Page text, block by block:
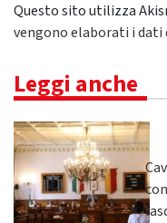
Questo sito utilizza
vengono elaborati i
Leggi anche